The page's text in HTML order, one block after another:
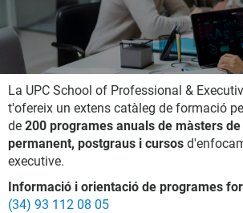
La UPC School of Professional &
t'ofereix un extens catàleg de formació
de 200 programes anuals de màsters
permanent, postgraus i cursos
executive.
Informació i orientació de programes
(34) 93 112 08 05